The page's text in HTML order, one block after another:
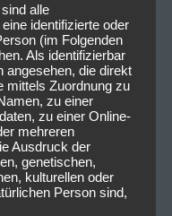
alle
identifizierte oder
(im Folgenden
Als identifizierbar
angesehen, die direkt
mittels Zuordnung zu
zu einer
zu einer Online-
mehreren
Ausdruck der
genetischen,
kulturellen oder
Person sind,